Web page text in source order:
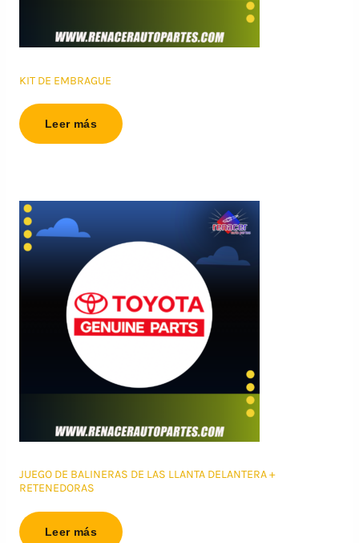
KIT DE EMBRAGUE
Leer más
JUEGO DE BALINERAS DE LAS LLANTA DELANTERA +
RETENEDORAS
Leer más